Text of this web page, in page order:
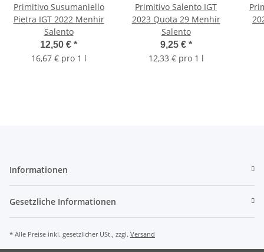
Primitivo Susumaniello
Pietra IGT 2022 Menhir
Salento
12,50 € *
16,67 € pro 1 l
Primitivo Salento IGT
2023 Quota 29 Menhir
Salento
9,25 € *
12,33 € pro 1 l
Informationen
Gesetzliche Informationen
* Alle Preise inkl. gesetzlicher USt., zzgl. Versand